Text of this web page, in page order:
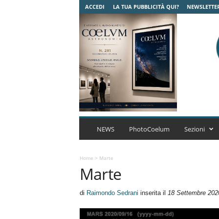
ACCEDI LA TUA PUBBLICITÀ QUI?
C
r
NEWS PhotoCoelum Sezioni
Home > Marte
Marte
di Raimondo Sedrani inserita il 18 Settembre